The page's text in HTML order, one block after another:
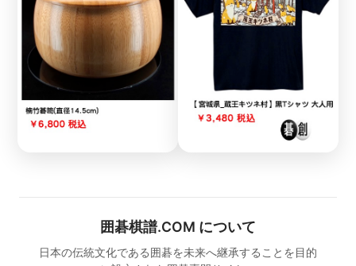
囲碁棋譜.COM について
日本の伝統文化である囲碁を未来へ継承することを目的